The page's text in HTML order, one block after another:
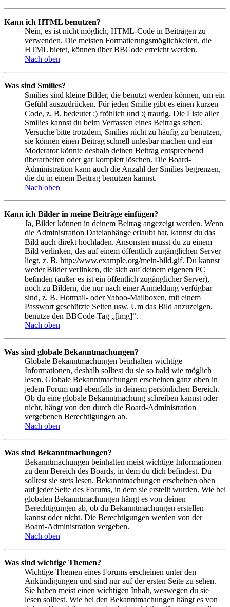
Kann ich HTML benutzen?
Nein, es ist nicht möglich, HTML-Code in Beiträgen zu
verwenden. Die meisten Formatierungsmöglichkeiten, die
HTML bietet, können über BBCode erreicht werden.
Nach oben
Was sind Smilies?
Smilies sind kleine Bilder, die benutzt werden können, um ein
Gefühl auszudrücken. Für jeden Smilie gibt es einen kurzen
Code, z. B. bedeutet :) fröhlich und :( traurig. Die Liste aller
Smilies kannst du beim Verfassen eines Beitrags sehen.
Versuche bitte trotzdem, Smilies nicht zu häufig zu benutzen,
sie können einen Beitrag schnell unlesbar machen und ein
Moderator könnte deshalb deinen Beitrag entsprechend
überarbeiten oder gar komplett löschen. Die Board-
Administration kann auch die Anzahl der Smilies begrenzen,
die du in einem Beitrag benutzen kannst.
Nach oben
Kann ich Bilder in meine Beiträge einfügen?
Ja, Bilder können in deinem Beitrag angezeigt werden. Wenn
die Administration Dateianhänge erlaubt hat, kannst du das
Bild auch direkt hochladen. Ansonsten musst du zu einem
Bild verlinken, das auf einem öffentlich zugänglichen Server
liegt, z. B. http://www.example.org/mein-bild.gif. Du kannst
weder Bilder verlinken, die sich auf deinem eigenen PC
befinden (außer es ist ein öffentlich zugänglicher Server),
noch zu Bildern, die nur nach einer Anmeldung verfügbar
sind, z. B. Hotmail- oder Yahoo-Mailboxen, mit einem
Passwort geschützte Seiten usw. Um das Bild anzuzeigen,
benutze den BBCode-Tag „[img]“.
Nach oben
Was sind globale Bekanntmachungen?
Globale Bekanntmachungen beinhalten wichtige
Informationen, deshalb solltest du sie so bald wie möglich
lesen. Globale Bekanntmachungen erscheinen ganz oben in
jedem Forum und ebenfalls in deinem persönlichen Bereich.
Ob du eine globale Bekanntmachung schreiben kannst oder
nicht, hängt von den durch die Board-Administration
vergebenen Berechtigungen ab.
Nach oben
Was sind Bekanntmachungen?
Bekanntmachungen beinhalten meist wichtige Informationen
zu dem Bereich des Boards, in dem du dich befindest. Du
solltest sie stets lesen. Bekanntmachungen erscheinen oben
auf jeder Seite des Forums, in dem sie erstellt wurden. Wie bei
globalen Bekanntmachungen hängt es von deinen
Berechtigungen ab, ob du Bekanntmachungen erstellen
kannst oder nicht. Die Berechtigungen werden von der
Board-Administration vergeben.
Nach oben
Was sind wichtige Themen?
Wichtige Themen eines Forums erscheinen unter den
Ankündigungen und sind nur auf der ersten Seite zu sehen.
Sie haben meist einen wichtigen Inhalt, weswegen du sie
lesen solltest. Wie bei den Bekanntmachungen hängt es von